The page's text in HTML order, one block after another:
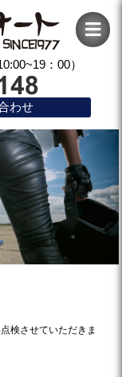
：00）
わせ
検させていただきま